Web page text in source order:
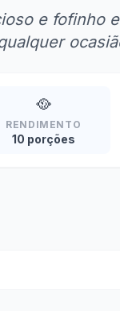
e fofinho
🥘
RENDIMENTO
10 porções